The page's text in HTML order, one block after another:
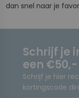
dan snel naar je
Schrijf je
een
Schrijf je hier
kortingscode